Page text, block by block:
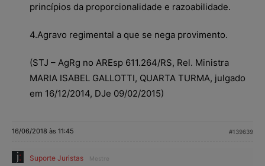
princípios da proporcionalidade e razoabilidade.
4.Agravo regimental a que se nega provimento.
(STJ – AgRg no AREsp 611.264/RS, Rel. Ministra
MARIA ISABEL GALLOTTI, QUARTA TURMA, julgado
em 16/12/2014, DJe 09/02/2015)
16/06/2018 às 11:45 #139639
Suporte Juristas Mestre